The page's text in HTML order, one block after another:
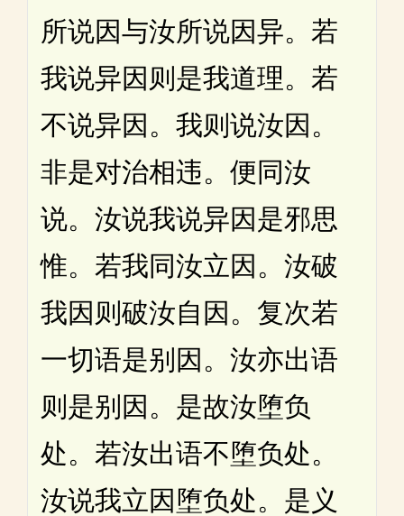
所说因与汝所说因异。若
我说异因则是我道理。若
不说异因。我则说汝因。
非是对治相违。便同汝
说。汝说我说异因是邪思
惟。若我同汝立因。汝破
我因则破汝自因。复次若
一切语是别因。汝亦出语
则是别因。是故汝堕负
处。若汝出语不堕负处。
汝说我立因堕负处。是义